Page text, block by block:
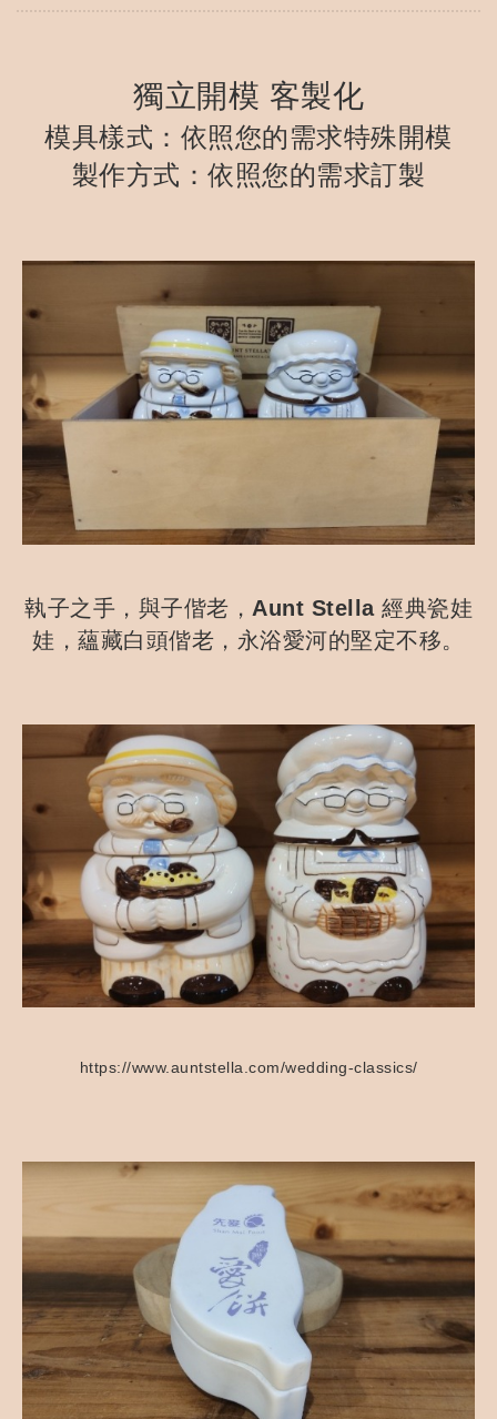
獨立開模 客製化
模具樣式：依照您的需求特殊開模
製作方式：依照您的需求訂製
執子之手，與子偕老，Aunt Stella 經典瓷娃
娃，蘊藏白頭偕老，永浴愛河的堅定不移。
https://www.auntstella.com/wedding-classics/